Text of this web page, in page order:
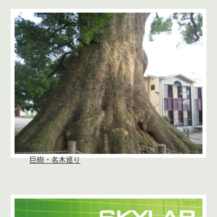
巨樹・名木巡り